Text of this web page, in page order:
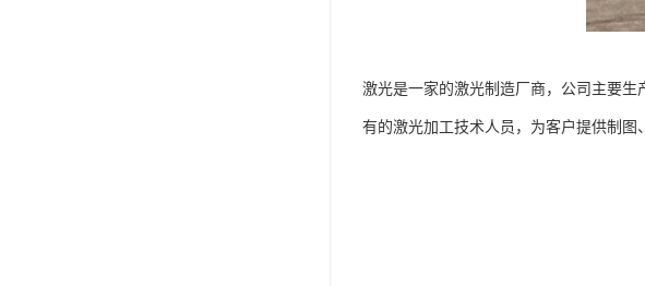
激光是一家的激光制造厂商，公司主要生
有的激光加工技术人员，为客户提供制图